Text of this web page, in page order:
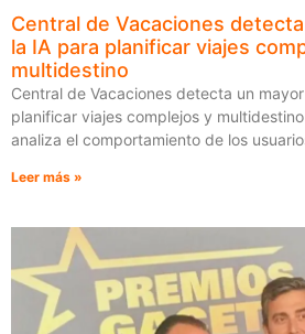
Central de Vacaciones
la IA para planificar viajes
multidestino
Central de Vacaciones detecta un
planificar viajes complejos y
analiza el comportamiento de los
Leer más »